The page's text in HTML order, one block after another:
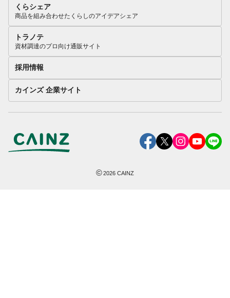
くらシェア
商品を組み合わせたくらしのアイデアシェア
トラノテ
資材調達のプロ向け通販サイト
採用情報
カインズ 企業サイト
©2026 CAINZ